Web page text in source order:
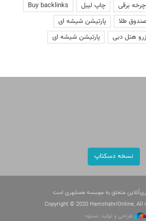
برقی چاپ لیبل
Buy backlinks
طلا
پارتیشن شیشه ای
هتل دبی پارتیشن شیشه ای
نسخه دسکتاپ
متعلق به موسسه همشهری است
Copyright © 2020 HamshahriOnline, All
طراحی و تولید: نستوه